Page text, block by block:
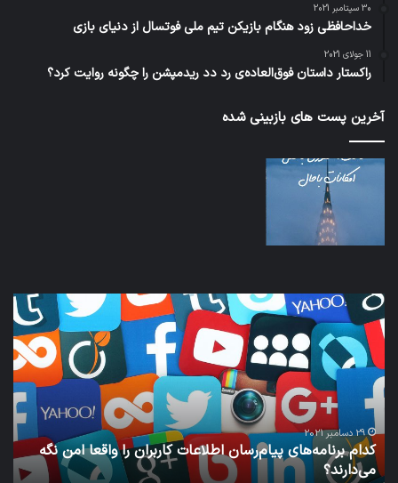
30 سپتامبر 2021
خداحافظی زود هنگام بازیکن تیم ملی فوتسال از دنیای بازی
11 جولای 2021
راکستار داستان فوق‌العاده‌ی رد دد ریدمپشن را چگونه روایت کرد؟
آخرین پست های بازبینی شده
کدام
برنامه‌های
پیام‌رسان
اطلاعات
کاربران
را
واقعا
امن
نگه
می‌دارند؟
29 دسامبر 2021
کدام برنامه‌های پیام‌رسان اطلاعات کاربران را واقعا امن نگه
می‌دارند؟
اپل